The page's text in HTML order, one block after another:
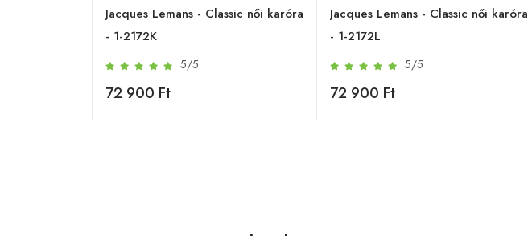
Jacques Lemans - Classic női karóra
- 1-2172K
5/5
72 900 Ft
Jacques Lemans - Classic női karóra
- 1-2172L
5/5
72 900 Ft